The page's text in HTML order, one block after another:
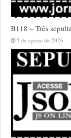
B118 – Três
5 de agosto de 2026